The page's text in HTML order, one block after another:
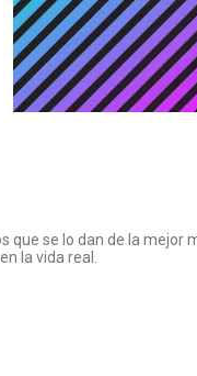
que se lo dan de la
la vida real.